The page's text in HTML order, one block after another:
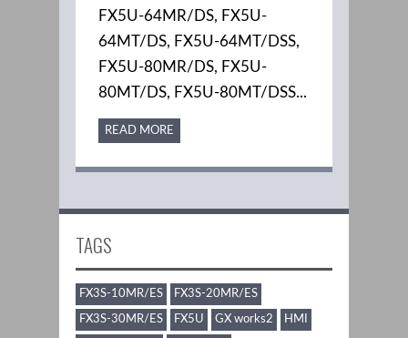
FX5U-64MR/DS, FX5U-
64MT/DS, FX5U-64MT/DSS,
FX5U-80MR/DS, FX5U-
80MT/DS, FX5U-80MT/DSS...
READ MORE
TAGS
FX3S-10MR/ES FX3S-20MR/ES
FX3S-30MR/ES FX5U GX works2 HMI